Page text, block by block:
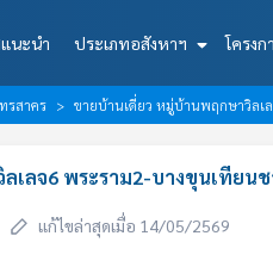
นะนำ ประเภทอสังหาฯ โครงก
รสาคร ขายบ้านเดี่ยว หมู่บ้านพฤกษาวิลเ
เลจ6 พระราม2-บางขุนเทียน
แก้ไขล่าสุดเมื่อ 14/05/2569